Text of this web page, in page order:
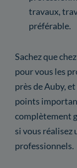
travaux,
préférable.
Sachez que
pour vous les
près de Auby,
points
complètement
si vous réalisez
professionnels.